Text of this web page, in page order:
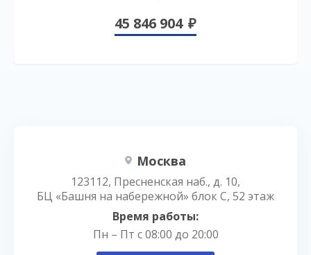
45 846 904
Москва
123112, Пресненская наб., д. 10,
БЦ «Башня на набережной» блок С, 52 этаж
Время работы:
Пн – Пт с 08:00 до 20:00